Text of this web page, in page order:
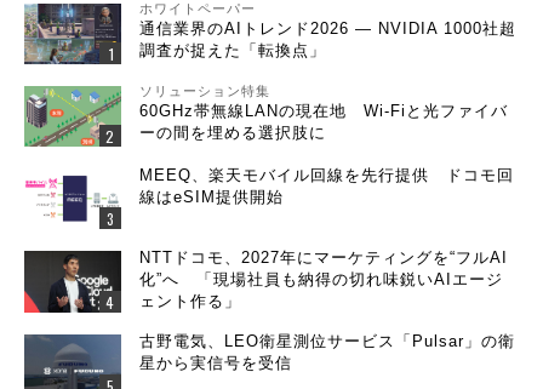
ホワイトペーパー
通信業界のAIトレンド2026 ― NVIDIA 1000社超
調査が捉えた「転換点」
ソリューション特集
60GHz帯無線LANの現在地 Wi-Fiと光ファイバ
ーの間を埋める選択肢に
MEEQ、楽天モバイル回線を先行提供 ドコモ回
線はeSIM提供開始
NTTドコモ、2027年にマーケティングを“フルAI
化”へ 「現場社員も納得の切れ味鋭いAIエージ
ェント作る」
古野電気、LEO衛星測位サービス「Pulsar」の衛
星から実信号を受信